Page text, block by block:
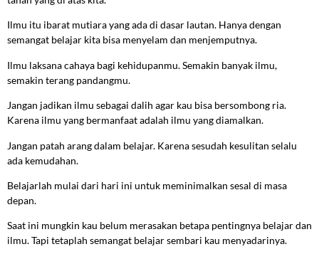
Ilmu itu ibarat mutiara yang ada di dasar lautan. Hanya dengan
semangat belajar kita bisa menyelam dan menjemputnya.
Ilmu laksana cahaya bagi kehidupanmu. Semakin banyak ilmu,
semakin terang pandangmu.
Jangan jadikan ilmu sebagai dalih agar kau bisa bersombong ria.
Karena ilmu yang bermanfaat adalah ilmu yang diamalkan.
Jangan patah arang dalam belajar. Karena sesudah kesulitan selalu
ada kemudahan.
Belajarlah mulai dari hari ini untuk meminimalkan sesal di masa
depan.
Saat ini mungkin kau belum merasakan betapa pentingnya belajar dan
ilmu. Tapi tetaplah semangat belajar sembari kau menyadarinya.